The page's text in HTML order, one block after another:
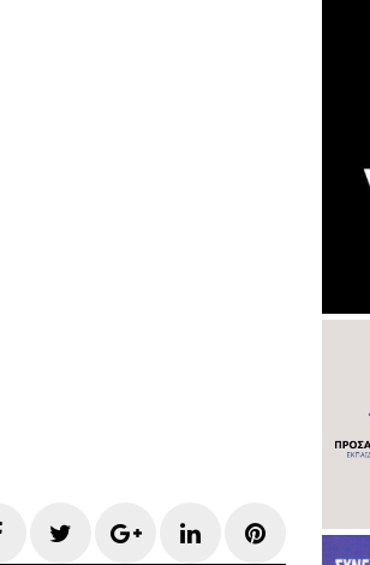
FacebookTwitterGoogle+LinkedInPinterest